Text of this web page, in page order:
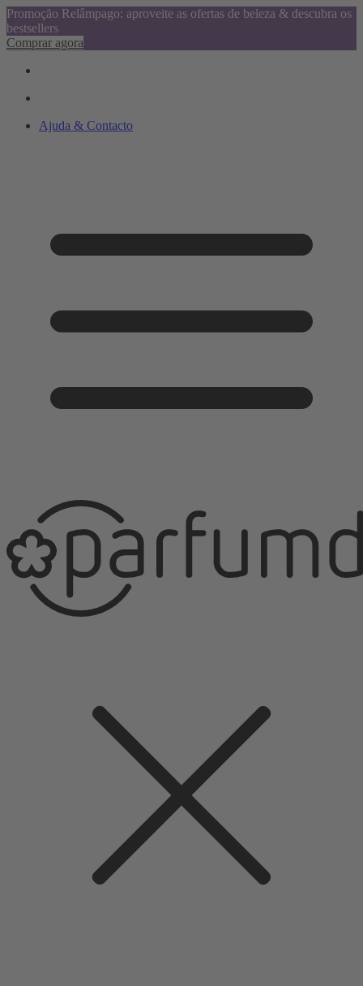
Promoção Relâmpago: aproveite as ofertas de beleza & descubra os
bestsellers
Comprar agora
Ajuda & Contacto